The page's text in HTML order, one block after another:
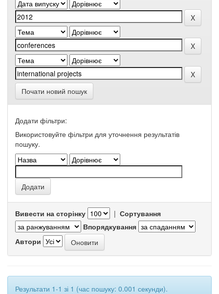
Почати новий пошук
Додати фільтри:
Використовуйте фільтри для уточнення результатів
пошуку.
Вивести на сторінку | Сортування
Впорядкування
Автори
Результати 1-1 зі 1 (час пошуку: 0.001 секунди).